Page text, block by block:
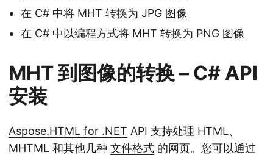
在 C# 中将 MHT 转换为 JPG 图像
在 C# 中以编程方式将 MHT 转换为 PNG 图像
MHT 到图像的转换 – C# API
安装
Aspose.HTML for .NET API 支持处理 HTML、
MHTML 和其他几种 文件格式 的网页。您可以通过